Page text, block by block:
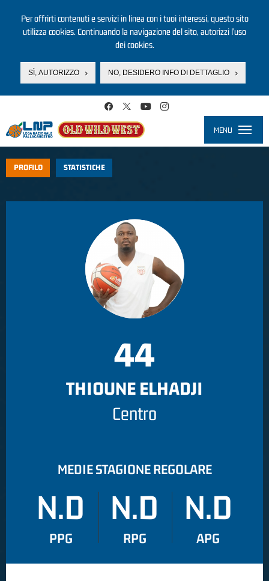
Per offrirti contenuti e servizi in linea con i tuoi interessi, questo sito
utilizza cookies. Continuando la navigazione del sito, autorizzi l’uso
dei cookies.
SÌ, AUTORIZZO NO, DESIDERO INFO DI DETTAGLIO
MENU
PROFILO STATISTICHE
44
THIOUNE ELHADJI
Centro
MEDIE STAGIONE REGOLARE
N.D
PPG
N.D
RPG
N.D
APG